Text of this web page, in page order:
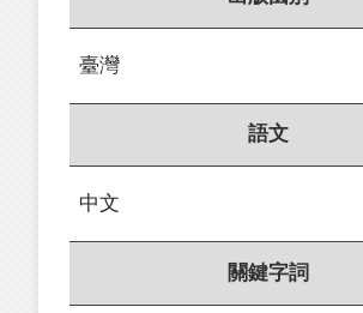
臺灣
語文
中文
關鍵字詞